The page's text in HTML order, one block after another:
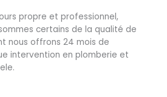
propre et professionnel,
certains de la qualité de
nous offrons 24 mois de
intervention en plomberie et